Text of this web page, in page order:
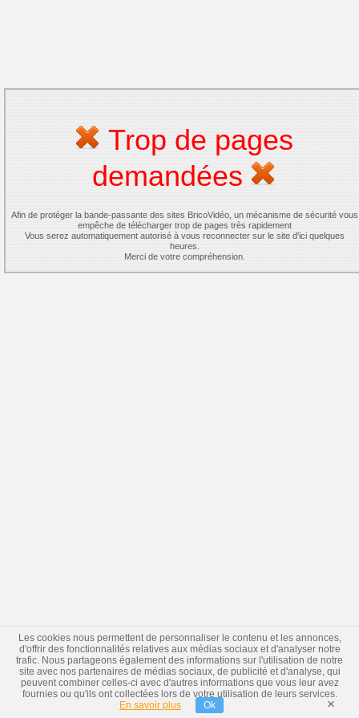
Trop de pages
demandées
Afin de protéger la bande-passante des sites BricoVidéo, un mécanisme de sécurité vous
empêche de télécharger trop de pages très rapidement
Vous serez automatiquement autorisé à vous reconnecter sur le site d'ici quelques
heures.
Merci de votre compréhension.
Les cookies nous permettent de personnaliser le contenu et les annonces,
d'offrir des fonctionnalités relatives aux médias sociaux et d'analyser notre
trafic. Nous partageons également des informations sur l'utilisation de notre
site avec nos partenaires de médias sociaux, de publicité et d'analyse, qui
peuvent combiner celles-ci avec d'autres informations que vous leur avez
fournies ou qu'ils ont collectées lors de votre utilisation de leurs services.
En savoir plus
Ok ×